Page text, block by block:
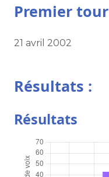
Premier tour
21 avril 2002
Résultats :
Résultats